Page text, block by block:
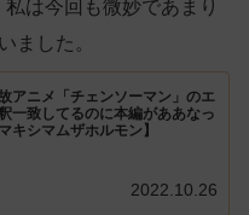
は今回も微妙であまり
ました。
アニメ「チェンソーマン」のエ
一致してるのに本編がああなっ
キシマムザホルモン】
2022.10.26